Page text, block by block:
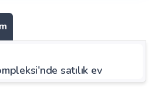
satılık ev